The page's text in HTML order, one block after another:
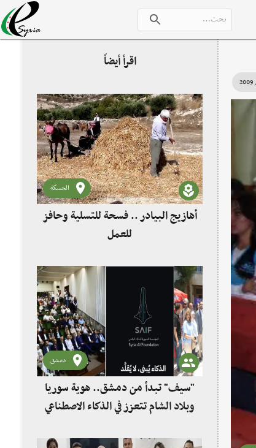
اقرأ أيضاً
الحسكة
أهازيج البيادر .. فسحة للتسلية وحافز
للعمل
دمشق
"سيف" تبدأ من دمشق.. هوية سوريا
وبلاد الشام تتعزز في الذكاء الاصطناعي